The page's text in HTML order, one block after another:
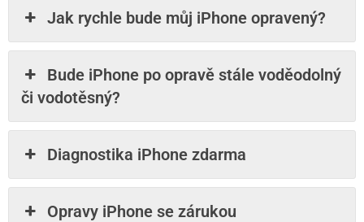
Jak rychle bude můj iPhone opravený?
Bude iPhone po opravě stále voděodolný
či vodotěsný?
Diagnostika iPhone zdarma
Opravy iPhone se zárukou